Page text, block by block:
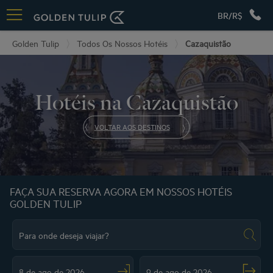
BR/R$
Golden Tulip Todos Os Nossos Hotéis Cazaquistão
Hotéis na Cazaquistão
VOLTAR AOS DESTINOS
FAÇA SUA RESERVA AGORA EM NOSSOS HOTÉIS
GOLDEN TULIP